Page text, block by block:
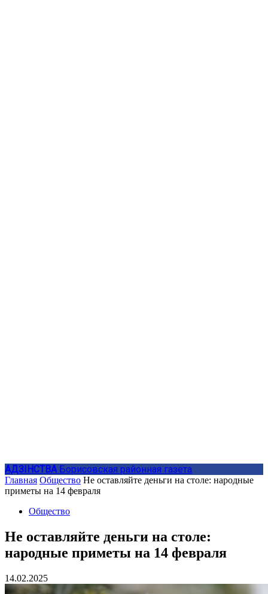
АДЗIНСТВА Борисовская районная газета
Главная Общество Не оставляйте деньги на столе: народные
приметы на 14 февраля
Общество
Не оставляйте деньги на столе:
народные приметы на 14 февраля
14.02.2025